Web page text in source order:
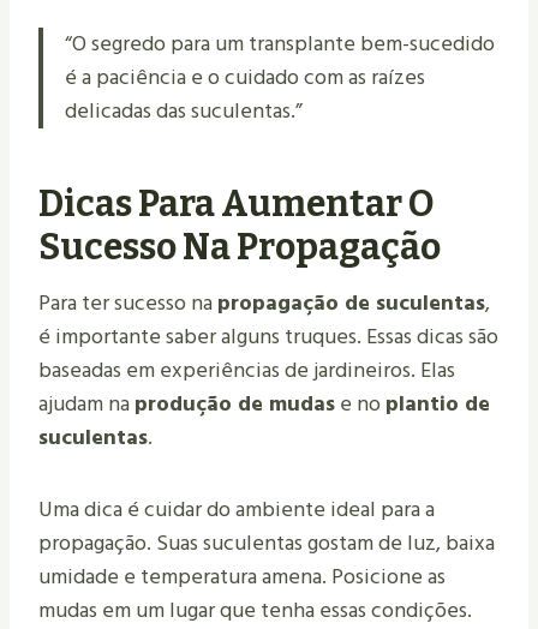
“O segredo para um transplante bem-sucedido
é a paciência e o cuidado com as raízes
delicadas das suculentas.”
Dicas Para Aumentar O
Sucesso Na Propagação
Para ter sucesso napropagação de suculentas,
é importante saber alguns truques. Essas dicas são
baseadas em experiências de jardineiros. Elas
ajudam naprodução de mudase noplantio de
suculentas.
Uma dica é cuidar do ambiente ideal para a
propagação. Suas suculentas gostam de luz, baixa
umidade e temperatura amena. Posicione as
mudas em um lugar que tenha essas condições.